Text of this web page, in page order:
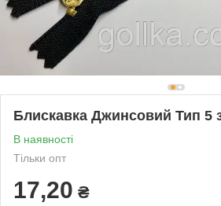
Блискавка Джинсовий Тип 5
В наявності
Тільки опт
17,20 ₴